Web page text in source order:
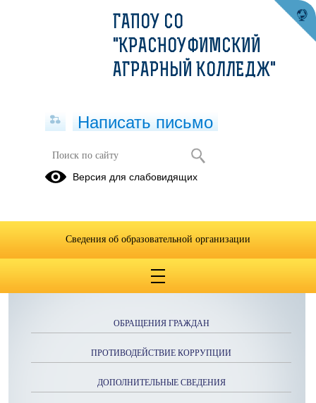
Антикоррупционная экспертиза
ОБРАЩЕНИЯ ГРАЖДАН
ПРОТИВОДЕЙСТВИЕ КОРРУПЦИИ
ДОПОЛНИТЕЛЬНЫЕ СВЕДЕНИЯ
ГАПОУ СО
"КРАСНОУФИМСКИЙ
АГРАРНЫЙ КОЛЛЕДЖ"
Написать письмо
Версия для слабовидящих
Сведения об образовательной организации